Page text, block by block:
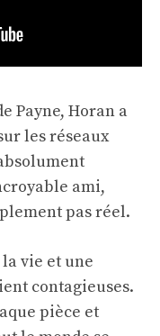
Payne, Horan a
les réseaux
ami,
pas réel.
vie et une
contagieuses.
pièce et